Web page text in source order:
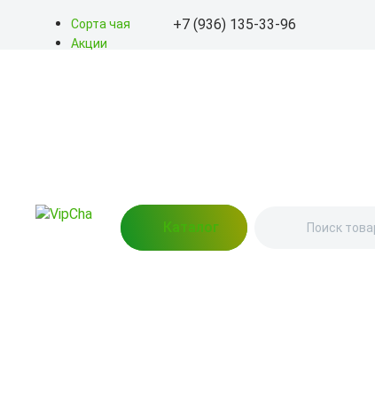
Сорта чая
Акции
+7 (936) 135-33-96
12 (Пункт выдачи)
Каталог